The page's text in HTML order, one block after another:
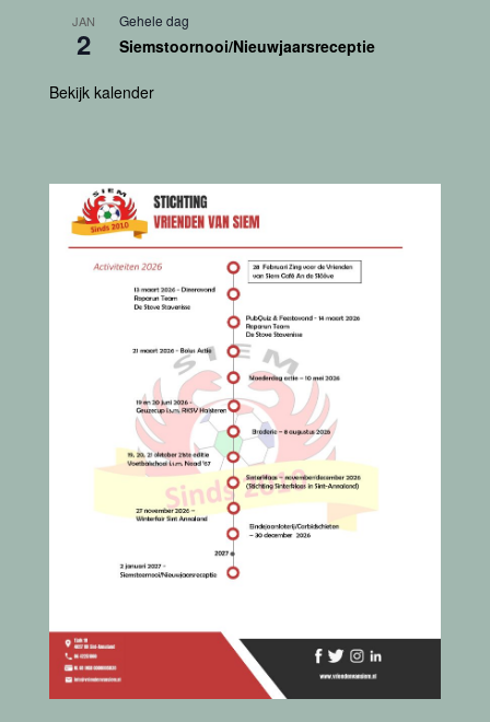
JAN
2
Gehele dag
Siemstoornooi/Nieuwjaarsreceptie
Bekijk kalender